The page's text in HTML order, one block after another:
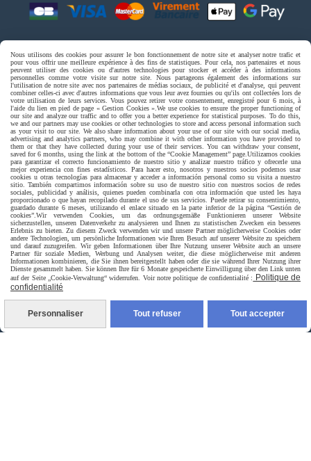
Livraison rapide
Nous utilisons des cookies pour assurer le bon fonctionnement de notre site et analyser notre trafic et
pour vous offrir une meilleure expérience à des fins de statistiques. Pour cela, nos partenaires et nous
peuvent utiliser des cookies ou d'autres technologies pour stocker et accéder à des informations
personnelles comme votre visite sur notre site. Nous partageons également des informations sur
l'utilisation de notre site avec nos partenaires de médias sociaux, de publicité et d'analyse, qui peuvent
combiner celles-ci avec d'autres informations que vous leur avez fournies ou qu'ils ont collectées lors de
votre utilisation de leurs services. Vous pouvez retirer votre consentement, enregistré pour 6 mois, à
l'aide du lien en pied de page « Gestion Cookies ». We use cookies to ensure the proper functioning of
our site and analyze our traffic and to offer you a better experience for statistical purposes. To do this,
we and our partners may use cookies or other technologies to store and access personal information such
as your visit to our site. We also share information about your use of our site with our social media,
advertising and analytics partners, who may combine it with other information you have provided to
them or that they have collected during your use of their services. You can withdraw your consent,
saved for 6 months, using the link at the bottom of the “Cookie Management” page. Utilizamos cookies
para garantizar el correcto funcionamiento de nuestro sitio y analizar nuestro tráfico y ofrecerle una
mejor experiencia con fines estadísticos. Para hacer esto, nosotros y nuestros socios podemos usar
cookies u otras tecnologías para almacenar y acceder a información personal como su visita a nuestro
sitio. También compartimos información sobre su uso de nuestro sitio con nuestros socios de redes
sociales, publicidad y análisis, quienes pueden combinarla con otra información que usted les haya
proporcionado o que hayan recopilado durante el uso de sus servicios. Puede retirar su consentimiento,
guardado durante 6 meses, utilizando el enlace situado en la parte inferior de la página “Gestión de
cookies”. Wir verwenden Cookies, um das ordnungsgemäße Funktionieren unserer Website
sicherzustellen, unseren Datenverkehr zu analysieren und Ihnen zu statistischen Zwecken ein besseres
Erlebnis zu bieten. Zu diesem Zweck verwenden wir und unsere Partner möglicherweise Cookies oder
andere Technologien, um persönliche Informationen wie Ihren Besuch auf unserer Website zu speichern
und darauf zuzugreifen. Wir geben Informationen über Ihre Nutzung unserer Website auch an unsere
Partner für soziale Medien, Werbung und Analysen weiter, die diese möglicherweise mit anderen
Informationen kombinieren, die Sie ihnen bereitgestellt haben oder die sie während Ihrer Nutzung ihrer
Dienste gesammelt haben. Sie können Ihre für 6 Monate gespeicherte Einwilligung über den Link unten
auf der Seite „Cookie-Verwaltung“ widerrufen. Voir notre politique de confidentialité :
Politique de
confidentialité
Personnaliser Tout refuser Tout accepter